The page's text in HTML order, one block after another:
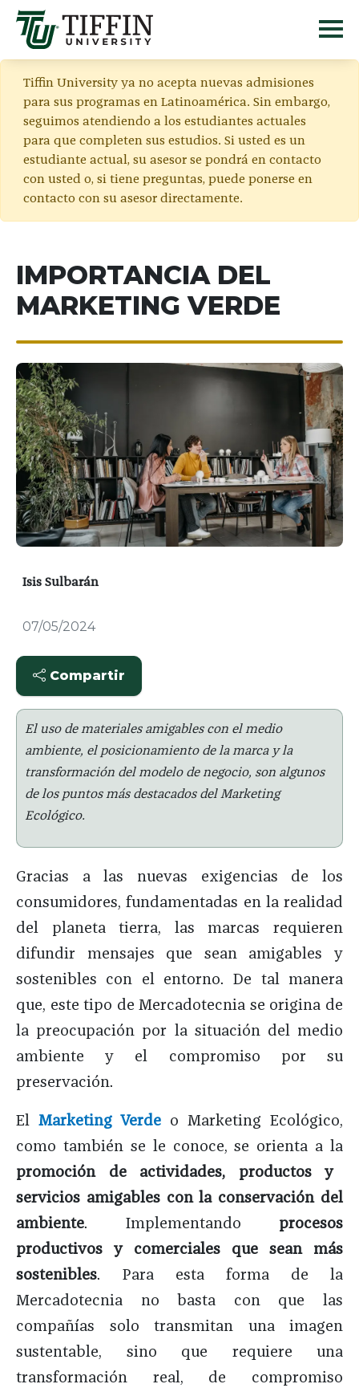
Tiffin University ya no acepta nuevas admisiones
para sus programas en Latinoamérica. Sin embargo,
seguimos atendiendo a los estudiantes actuales
para que completen sus estudios. Si usted es un
estudiante actual, su asesor se pondrá en contacto
con usted o, si tiene preguntas, puede ponerse en
contacto con su asesor directamente.
IMPORTANCIA DEL
MARKETING VERDE
Compartir
Isis Sulbarán
07/05/2024
El uso de materiales amigables con el medio
ambiente, el posicionamiento de la marca y la
transformación del modelo de negocio, son algunos
de los puntos más destacados del Marketing
Ecológico.
Gracias a las nuevas exigencias de los
consumidores, fundamentadas en la realidad
del planeta tierra, las marcas requieren
difundir mensajes que sean amigables y
sostenibles con el entorno. De tal manera
que, este tipo de Mercadotecnia se origina de
la preocupación por la situación del medio
ambiente y el compromiso por su
preservación.
El Marketing Verde o Marketing Ecológico,
como también se le conoce, se orienta a la
promoción de actividades, productos y
servicios amigables con la conservación del
ambiente. Implementando procesos
productivos y comerciales que sean más
sostenibles. Para esta forma de la
Mercadotecnia no basta con que las
compañías solo transmitan una imagen
sustentable, sino que requiere una
transformación real, de compromiso